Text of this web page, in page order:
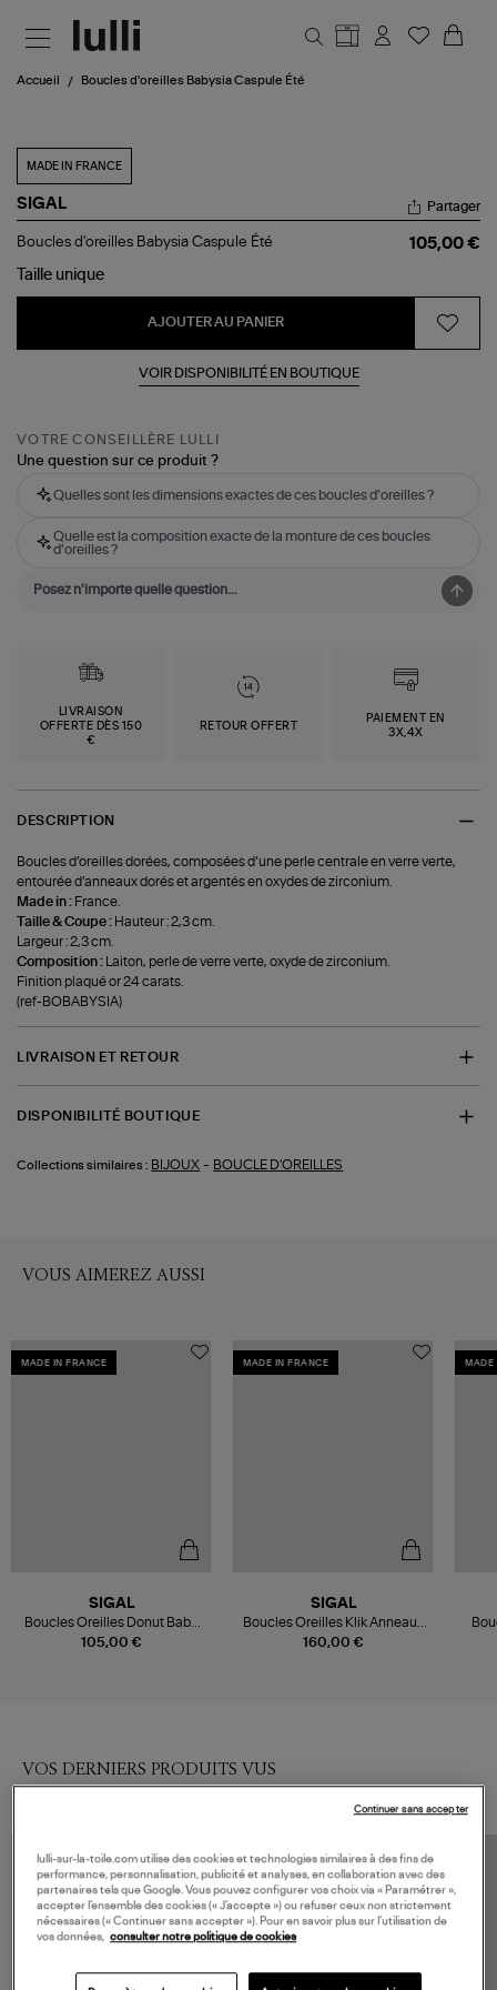
Accueil Boucles d'oreilles Babysia Caspule Été
MADE IN FRANCE
SIGAL
Boucles
Babysia
Partager
Boucles d'oreilles Babysia Caspule Été
105,00 €
Taille unique
AJOUTER AU PANIER
VOIR DISPONIBILITÉ EN BOUTIQUE
VOTRE CONSEILLÈRE LULLI
Une question sur ce produit ?
Quelles sont les dimensions exactes de ces boucles d'oreilles ?
Quelle est la composition exacte de la monture de ces boucles
d'oreilles ?
LIVRAISON
OFFERTE DÈS 150
€
RETOUR OFFERT
PAIEMENT EN
3X,4X
DESCRIPTION
Boucles d’oreilles dorées, composées d’une perle centrale en verre verte,
entourée d’anneaux dorés et argentés en oxydes de zirconium.
Made in : France.
Taille & Coupe : Hauteur : 2,3 cm.
Largeur : 2,3 cm.
Composition :
Laiton, perle de verre verte, oxyde de zirconium.
Finition plaqué or 24 carats.
(ref-BOBABYSIA)
LIVRAISON ET RETOUR
DISPONIBILITÉ BOUTIQUE
Collections similaires : BIJOUX - BOUCLE D'OREILLES
VOUS AIMEREZ AUSSI
MADE IN FRANCE
105,00 €
SIGAL
Boucles Oreilles Donut Baby
Argent
MADE IN FRANCE
160,00 €
SIGAL
Boucles Oreilles Klik Anneaux
Shiny
MADE
VOS DERNIERS PRODUITS VUS
lulli-sur-la-toile.com utilise des cookies et technologies similaires à des fins de
performance, personnalisation, publicité et analyses, en collaboration avec des
partenaires tels que Google. Vous pouvez configurer vos choix via « Paramétrer »,
accepter l’ensemble des cookies (« J’accepte ») ou refuser ceux non strictement
nécessaires (« Continuer sans accepter »). Pour en savoir plus sur l’utilisation de
vos données, consulter notre politique de cookies
Continuer sans accepter